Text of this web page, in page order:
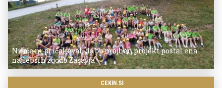
Nihče ni pričakoval, da bo majhen projekt postal ena
najlepših zgodb Zasavja
CEKIN.SI